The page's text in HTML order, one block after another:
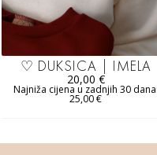
♡ DUKSICA | IMELA
20,00 €
Najniža cijena u zadnjih 30 dana:
25,00€